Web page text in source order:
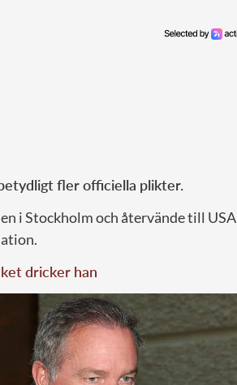
fler officiella plikter.
i Stockholm och återvände till USA
dricker han